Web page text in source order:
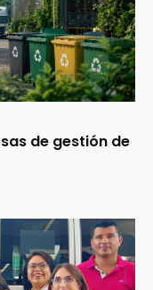
de gestión de